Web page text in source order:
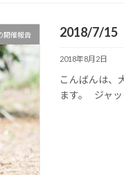
開催報告 2018/7/15
2018年8月2日
こんばんは、
ます。 ジャ